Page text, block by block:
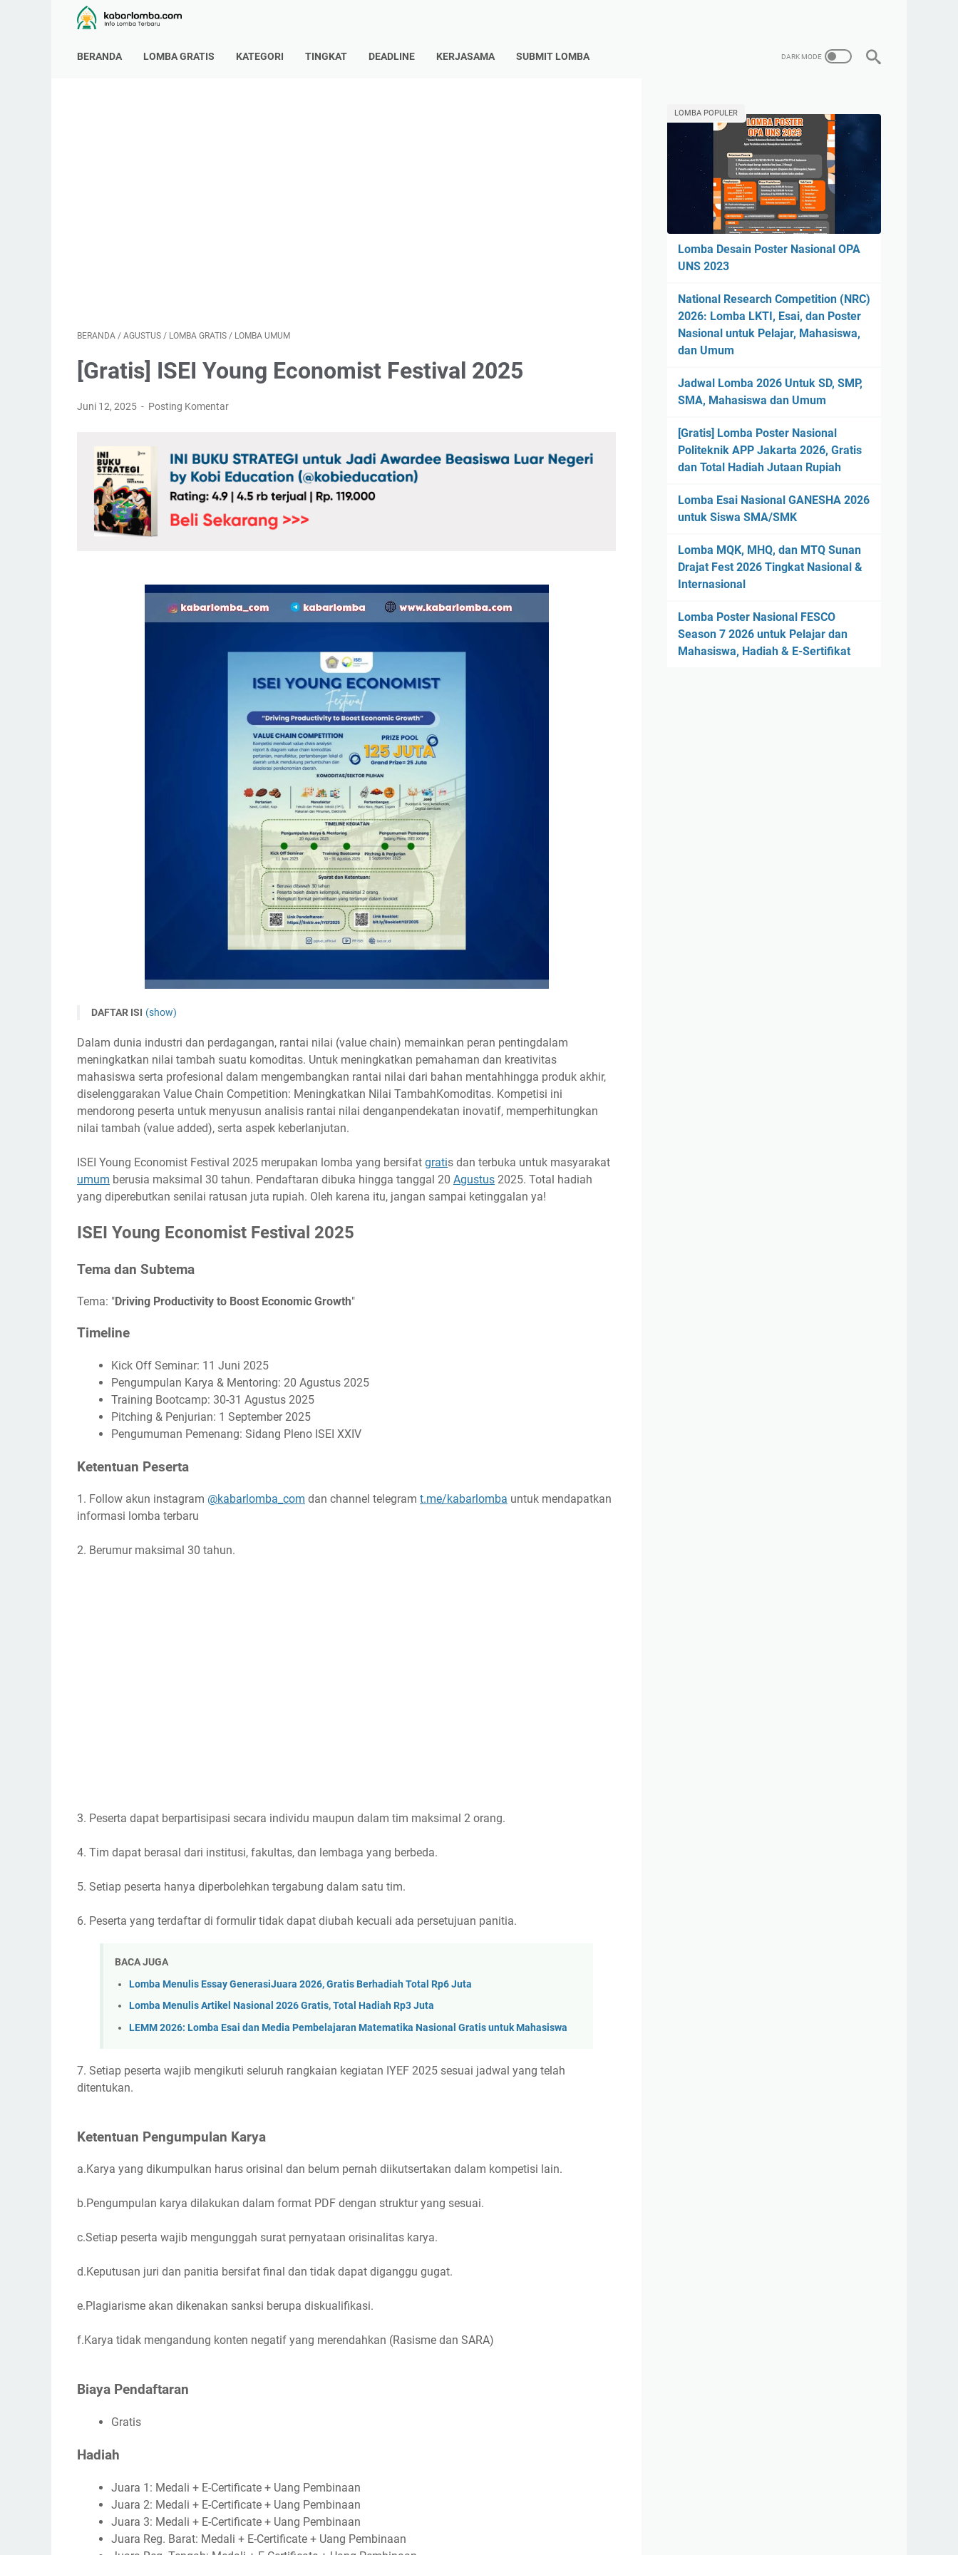
BERANDA LOMBA GRATIS KATEGORI TINGKAT DEADLINE KERJASAMA SUBMIT LOMBA
BERANDA / AGUSTUS / LOMBA GRATIS / LOMBA UMUM
[Gratis] ISEI Young Economist Festival 2025
Juni 12, 2025 Posting Komentar
DAFTAR ISI (show)
Tema dan Subtema
Timeline
Ketentuan Peserta
Ketentuan Pengumpulan Karya
Biaya Pendaftaran
Hadiah
Link Penting
Narahubung
Dalam dunia industri dan perdagangan, rantai nilai (value chain) memainkan peran pentingdalam
meningkatkan nilai tambah suatu komoditas. Untuk meningkatkan pemahaman dan kreativitas
mahasiswa serta profesional dalam mengembangkan rantai nilai dari bahan mentahhingga produk akhir,
diselenggarakan Value Chain Competition: Meningkatkan Nilai TambahKomoditas. Kompetisi ini
mendorong peserta untuk menyusun analisis rantai nilai denganpendekatan inovatif, memperhitungkan
nilai tambah (value added), serta aspek keberlanjutan.
ISEI Young Economist Festival 2025 merupakan lomba yang bersifat gratis dan terbuka untuk masyarakat
umum berusia maksimal 30 tahun. Pendaftaran dibuka hingga tanggal 20 Agustus 2025. Total hadiah
yang diperebutkan senilai ratusan juta rupiah. Oleh karena itu, jangan sampai ketinggalan ya!
ISEI Young Economist Festival 2025
Tema dan Subtema
Tema: "Driving Productivity to Boost Economic Growth"
Timeline
Kick Off Seminar: 11 Juni 2025
Pengumpulan Karya & Mentoring: 20 Agustus 2025
Training Bootcamp: 30-31 Agustus 2025
Pitching & Penjurian: 1 September 2025
Pengumuman Pemenang: Sidang Pleno ISEI XXIV
Ketentuan Peserta
1. Follow akun instagram @kabarlomba_com dan channel telegram t.me/kabarlomba untuk mendapatkan
informasi lomba terbaru
2. Berumur maksimal 30 tahun.
3. Peserta dapat berpartisipasi secara individu maupun dalam tim maksimal 2 orang.
4. Tim dapat berasal dari institusi, fakultas, dan lembaga yang berbeda.
5. Setiap peserta hanya diperbolehkan tergabung dalam satu tim.
6. Peserta yang terdaftar di formulir tidak dapat diubah kecuali ada persetujuan panitia.
BACA JUGA
Lomba Menulis Essay GenerasiJuara 2026, Gratis Berhadiah Total Rp6 Juta
Lomba Menulis Artikel Nasional 2026 Gratis, Total Hadiah Rp3 Juta
LEMM 2026: Lomba Esai dan Media Pembelajaran Matematika Nasional Gratis untuk Mahasiswa
7. Setiap peserta wajib mengikuti seluruh rangkaian kegiatan IYEF 2025 sesuai jadwal yang telah
ditentukan.
Ketentuan Pengumpulan Karya
a.Karya yang dikumpulkan harus orisinal dan belum pernah diikutsertakan dalam kompetisi lain.
b.Pengumpulan karya dilakukan dalam format PDF dengan struktur yang sesuai.
c.Setiap peserta wajib mengunggah surat pernyataan orisinalitas karya.
d.Keputusan juri dan panitia bersifat final dan tidak dapat diganggu gugat.
e.Plagiarisme akan dikenakan sanksi berupa diskualifikasi.
f.Karya tidak mengandung konten negatif yang merendahkan (Rasisme dan SARA)
Biaya Pendaftaran
Gratis
Hadiah
Juara 1: Medali + E-Certificate + Uang Pembinaan
Juara 2: Medali + E-Certificate + Uang Pembinaan
Juara 3: Medali + E-Certificate + Uang Pembinaan
Juara Reg. Barat: Medali + E-Certificate + Uang Pembinaan
LOMBA POPULER
Lomba Desain Poster Nasional OPA
UNS 2023
National Research Competition (NRC)
2026: Lomba LKTI, Esai, dan Poster
Nasional untuk Pelajar, Mahasiswa,
dan Umum
Jadwal Lomba 2026 Untuk SD, SMP,
SMA, Mahasiswa dan Umum
[Gratis] Lomba Poster Nasional
Politeknik APP Jakarta 2026, Gratis
dan Total Hadiah Jutaan Rupiah
Lomba Esai Nasional GANESHA 2026
untuk Siswa SMA/SMK
Lomba MQK, MHQ, dan MTQ Sunan
Drajat Fest 2026 Tingkat Nasional &
Internasional
Lomba Poster Nasional FESCO
Season 7 2026 untuk Pelajar dan
Mahasiswa, Hadiah & E-Sertifikat